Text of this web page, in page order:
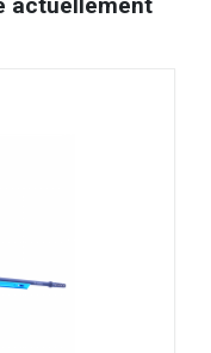
actuellement